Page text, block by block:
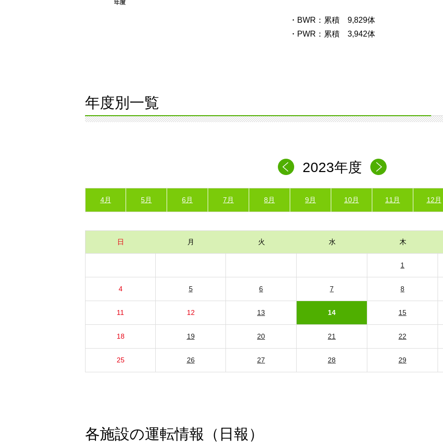
・BWR：累積 9,829体
・PWR：累積 3,942体
年度別一覧
2023年度
4月 5月 6月 7月 8月 9月 10月 11月 12月
日 月 火 水 木
1
4 5 6 7 8
11 12 13 14 15
18 19 20 21 22
25 26 27 28 29
各施設の運転情報（日報）